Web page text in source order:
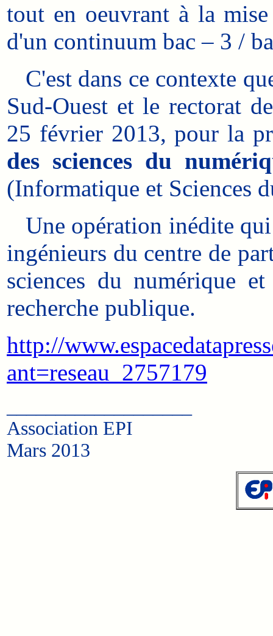
tout en oeuvrant à la
d'un continuum bac – 3 /
C'est dans ce contexte
Sud-Ouest et le rectorat
25 février 2013, pour la
des sciences du
(Informatique et Sciences
Une opération inédite qui
ingénieurs du centre de
sciences du numérique
recherche publique.
http://
ant=reseau_2757179
Association EPI
Mars 2013